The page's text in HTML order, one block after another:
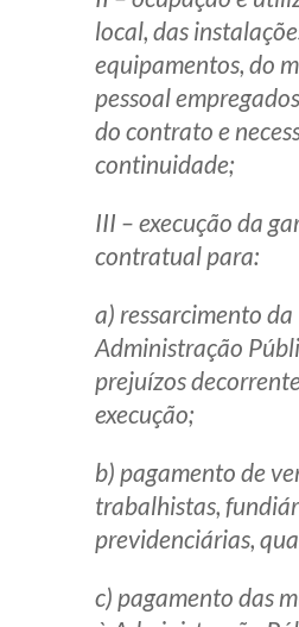
local, das
equipamentos, do
pessoal
do contrato e
continuidade;
III – execução da
contratual para:
a) ressarcimento da
Administração
prejuízos
execução;
b) pagamento de
trabalhistas,
previdenciárias,
c) pagamento das